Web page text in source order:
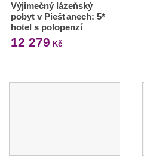
Výjimečný lázeňský
pobyt v Piešťanech: 5*
hotel s polopenzí
12 279 Kč